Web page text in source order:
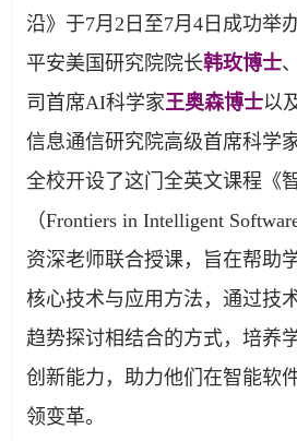
沿》于7月2日至7月4日成功举
平安美国研究院院长韩玫博士
司首席AI科学家王奥森博士以
信息通信研究院高级首席科学
全校开设了这门全英文课程《
（Frontiers in Intelligent
资深老师联合授课，旨在帮助
核心技术与应用方法，通过技
趋势探讨相结合的方式，培养
创新能力，助力他们在智能软
领变革。